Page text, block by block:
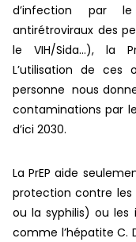
d’infection par
antirétroviraux des
le VIH/Sida…), la
L’utilisation de ces
personne nous
contaminations par le
d’ici 2030.
La PrEP aide
protection contre les
ou la syphilis) ou les
comme l’hépatite C.